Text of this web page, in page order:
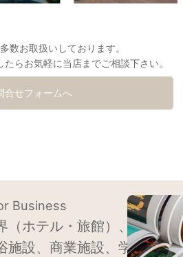
数お取扱いしております。
らお気軽に当店までご相談下さい。
合せフォームへ
Business
（ホテル・旅館）、設計事
施設、商業施設、学校法人